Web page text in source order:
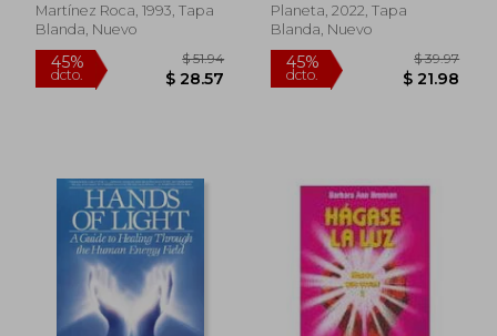
Martínez Roca, 1993, Tapa
Blanda, Nuevo
45%
dcto.
Planeta, 2022, Tapa
Blanda, Nuevo
45%
dcto.